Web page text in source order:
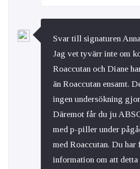
Svar till signaturen
Jag vet tyvärr inte om
Roaccutan och Diane
än Roaccutan ensamt.
ingen undersökning
Däremot får du ju
med p-piller under
med Roaccutan. Du har
information om att